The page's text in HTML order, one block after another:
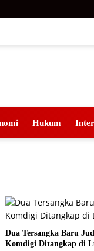
Hukum
Dua Tersangka Baru
Komdigi Ditangkap di